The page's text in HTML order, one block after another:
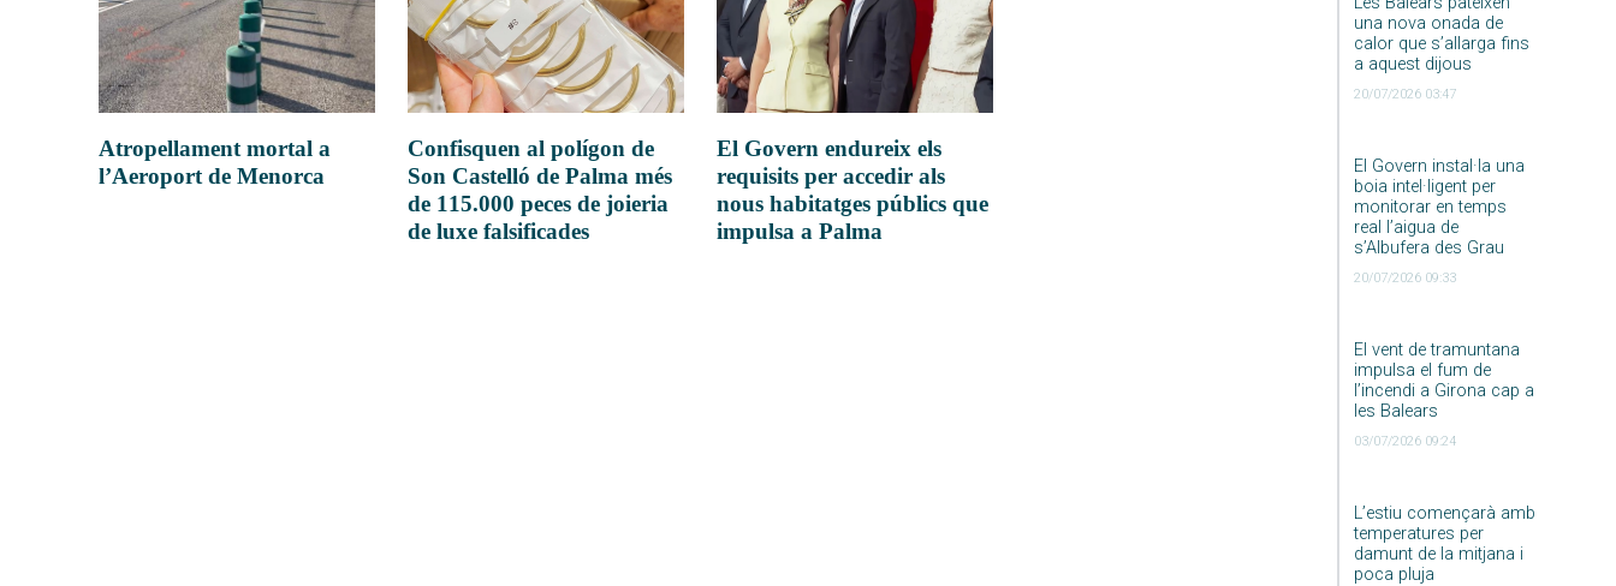
una nova onada de
calor que s’allarga fins
a aquest dijous
20/07/2026 03:47
El Govern instal·la una
boia intel·ligent per
monitorar en temps
real l’aigua de
s’Albufera des Grau
20/07/2026 09:33
El vent de tramuntana
impulsa el fum de
l’incendi a Girona cap a
les Balears
03/07/2026 09:24
L’estiu començarà amb
temperatures per
damunt de la mitjana i
poca pluja
Atropellament mortal a
l’Aeroport de Menorca
Confisquen al polígon de
Son Castelló de Palma més
de 115.000 peces de joieria
de luxe falsificades
El Govern endureix els
requisits per accedir als
nous habitatges públics que
impulsa a Palma